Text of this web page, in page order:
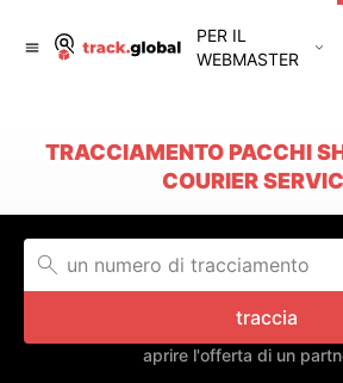
PER IL
WEBMASTER
TRACCIAMENTO PACCHI
COURIER
traccia
aprire l'offerta di un